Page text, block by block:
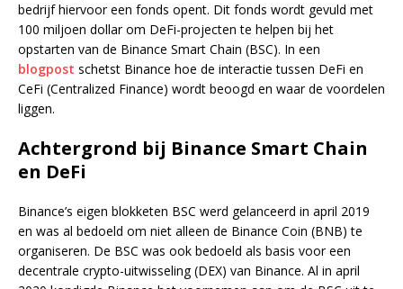
bedrijf hiervoor een fonds opent. Dit fonds wordt gevuld met
100 miljoen dollar om DeFi-projecten te helpen bij het
opstarten van de Binance Smart Chain (BSC). In een
blogpost schetst Binance hoe de interactie tussen DeFi en
CeFi (Centralized Finance) wordt beoogd en waar de voordelen
liggen.
Achtergrond bij Binance Smart Chain
en DeFi
Binance’s eigen blokketen BSC werd gelanceerd in april 2019
en was al bedoeld om niet alleen de Binance Coin (BNB) te
organiseren. De BSC was ook bedoeld als basis voor een
decentrale crypto-uitwisseling (DEX) van Binance. Al in april